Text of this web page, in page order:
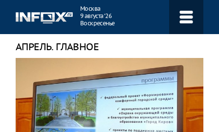
Москва
9 августа ‘26
Воскресенье
АПРЕЛЬ. ГЛАВНОЕ